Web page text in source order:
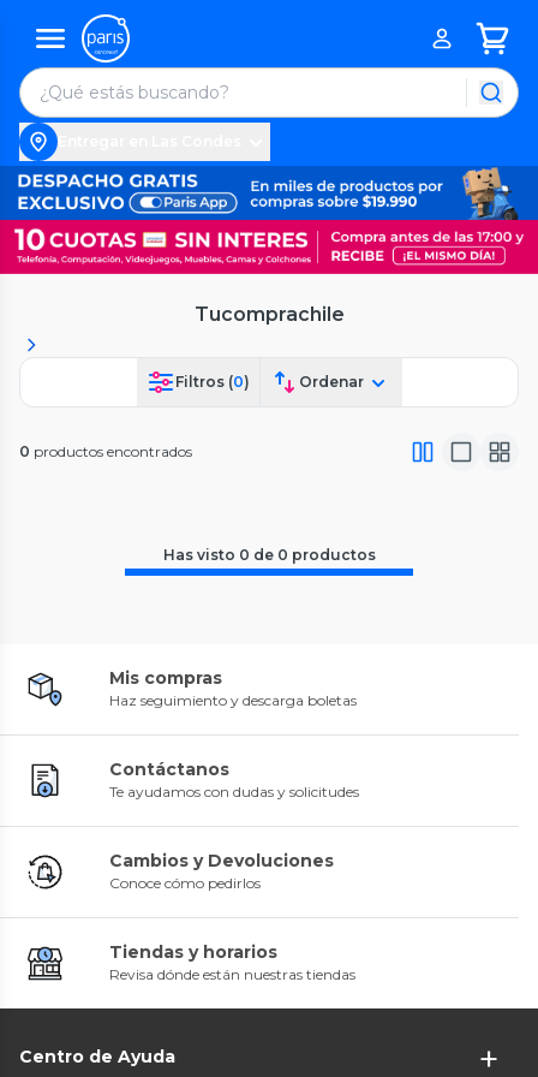
Tucomprachile
Filtros (0) Ordenar
0 productos encontrados
Has visto 0 de 0 productos
Mis compras
Haz seguimiento y descarga boletas
Contáctanos
Te ayudamos con dudas y solicitudes
Cambios y Devoluciones
Conoce cómo pedirlos
Tiendas y horarios
Revisa dónde están nuestras tiendas
Centro de Ayuda